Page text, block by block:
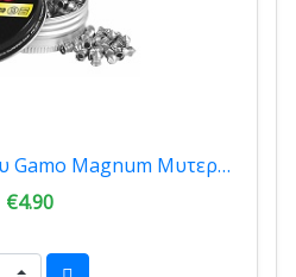
Βληματα Αεροβολου Gamo Magnum Μυτερό 4.5mm 250 tmx 00012
€4.90